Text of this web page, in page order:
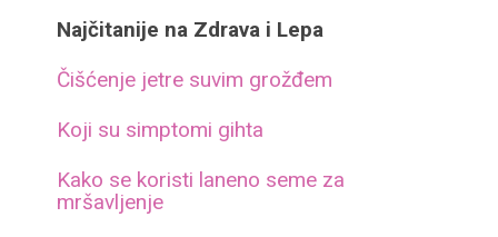
Najčitanije na Zdrava i Lepa
Čišćenje jetre suvim grožđem
Koji su simptomi gihta
Kako se koristi laneno seme za
mršavljenje